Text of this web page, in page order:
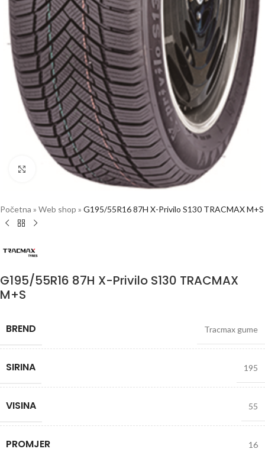
Click to enlarge
Početna » Web shop » G195/55R16 87H X-Privilo S130 TRACMAX M+S
G195/55R16 87H X-Privilo S130 TRACMAX
M+S
BREND Tracmax gume
SIRINA 195
VISINA 55
PROMJER 16